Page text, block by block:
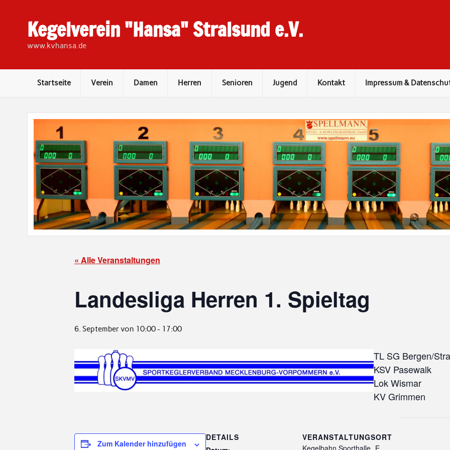
Kegelverein "Hansa" Stralsund e.V.
www.kvhansa.de
Startseite Verein Damen Herren Senioren Jugend Kontakt Impressum &
« Alle Veranstaltungen
Landesliga Herren 1. Spieltag
6. September von 10:00- 17:00
TL SG Bergen/
KSV Pasewalk
Lok Wismar
KV Grimmen
Zum Kalender hinzufügen
DETAILS
VERANSTALTUNGSORT